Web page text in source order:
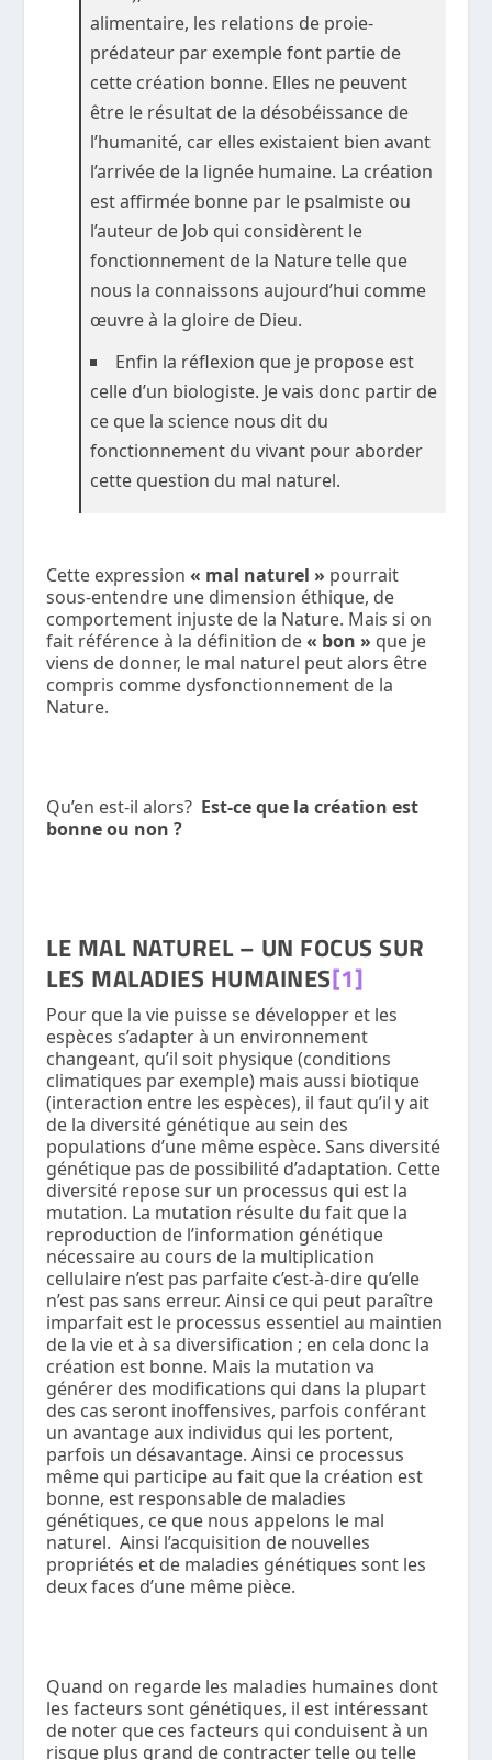
alimentaire, les relations de proie-
prédateur par exemple font partie de
cette création bonne. Elles ne peuvent
être le résultat de la désobéissance de
l’humanité, car elles existaient bien avant
l’arrivée de la lignée humaine. La création
est affirmée bonne par le psalmiste ou
l’auteur de Job qui considèrent le
fonctionnement de la Nature telle que
nous la connaissons aujourd’hui comme
œuvre à la gloire de Dieu.
Enfin la réflexion que je propose est
celle d’un biologiste. Je vais donc partir de
ce que la science nous dit du
fonctionnement du vivant pour aborder
cette question du mal naturel.
Cette expression« mal naturel » pourrait
sous-entendre une dimension éthique, de
comportement injuste de la Nature. Mais si on
fait référence à la définition de« bon » que je
viens de donner, le mal naturel peut alors être
compris comme dysfonctionnement de la
Nature.
Qu’en est-il alors? Est-ce que la création est
bonne ou non ?
LE MAL NATUREL – UN FOCUS SUR
LES MALADIES HUMAINES[1]
Pour que la vie puisse se développer et les
espèces s’adapter à un environnement
changeant, qu’il soit physique (conditions
climatiques par exemple) mais aussi biotique
(interaction entre les espèces), il faut qu’il y ait
de la diversité génétique au sein des
populations d’une même espèce. Sans diversité
génétique pas de possibilité d’adaptation. Cette
diversité repose sur un processus qui est la
mutation. La mutation résulte du fait que la
reproduction de l’information génétique
nécessaire au cours de la multiplication
cellulaire n’est pas parfaite c’est-à-dire qu’elle
n’est pas sans erreur. Ainsi ce qui peut paraître
imparfait est le processus essentiel au maintien
de la vie et à sa diversification ; en cela donc la
création est bonne. Mais la mutation va
générer des modifications qui dans la plupart
des cas seront inoffensives, parfois conférant
un avantage aux individus qui les portent,
parfois un désavantage. Ainsi ce processus
même qui participe au fait que la création est
bonne, est responsable de maladies
génétiques, ce que nous appelons le mal
naturel. Ainsi l’acquisition de nouvelles
propriétés et de maladies génétiques sont les
deux faces d’une même pièce.
Quand on regarde les maladies humaines dont
les facteurs sont génétiques, il est intéressant
de noter que ces facteurs qui conduisent à un
risque plus grand de contracter telle ou telle